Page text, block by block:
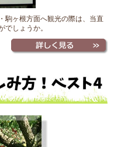
駒ヶ根方面へ観光の際は、当直
しょうか。